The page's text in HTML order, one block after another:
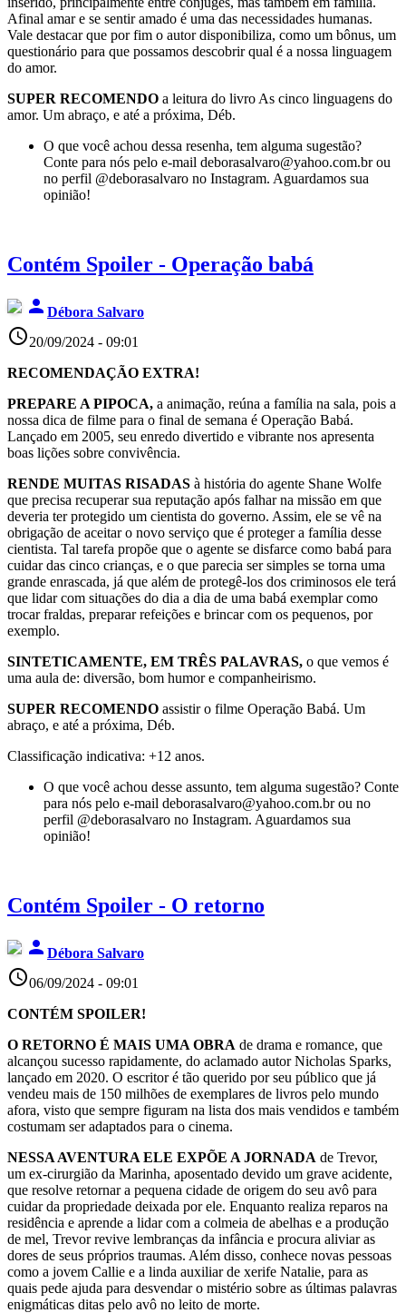
Afinal amar e se sentir amado é uma das necessidades humanas.
Vale destacar que por fim o autor disponibiliza, como um bônus, um
questionário para que possamos descobrir qual é a nossa linguagem
do amor.
SUPER RECOMENDO a leitura do livro As cinco linguagens do
amor. Um abraço, e até a próxima, Déb.
O que você achou dessa resenha, tem alguma sugestão?
Conte para nós pelo e-mail deborasalvaro@yahoo.com.br ou
no perfil @deborasalvaro no Instagram. Aguardamos sua
opinião!
Contém Spoiler - Operação babá
person Débora Salvaro
access_time20/09/2024 - 09:01
RECOMENDAÇÃO EXTRA!
PREPARE A PIPOCA, a animação, reúna a família na sala, pois a
nossa dica de filme para o final de semana é Operação Babá.
Lançado em 2005, seu enredo divertido e vibrante nos apresenta
boas lições sobre convivência.
RENDE MUITAS RISADAS à história do agente Shane Wolfe
que precisa recuperar sua reputação após falhar na missão em que
deveria ter protegido um cientista do governo. Assim, ele se vê na
obrigação de aceitar o novo serviço que é proteger a família desse
cientista. Tal tarefa propõe que o agente se disfarce como babá para
cuidar das cinco crianças, e o que parecia ser simples se torna uma
grande enrascada, já que além de protegê-los dos criminosos ele terá
que lidar com situações do dia a dia de uma babá exemplar como
trocar fraldas, preparar refeições e brincar com os pequenos, por
exemplo.
SINTETICAMENTE, EM TRÊS PALAVRAS, o que vemos é
uma aula de: diversão, bom humor e companheirismo.
SUPER RECOMENDO assistir o filme Operação Babá. Um
abraço, e até a próxima, Déb.
Classificação indicativa: +12 anos.
O que você achou desse assunto, tem alguma sugestão? Conte
para nós pelo e-mail deborasalvaro@yahoo.com.br ou no
perfil @deborasalvaro no Instagram. Aguardamos sua
opinião!
Contém Spoiler - O retorno
person Débora Salvaro
access_time06/09/2024 - 09:01
CONTÉM SPOILER!
O RETORNO É MAIS UMA OBRA de drama e romance, que
alcançou sucesso rapidamente, do aclamado autor Nicholas Sparks,
lançado em 2020. O escritor é tão querido por seu público que já
vendeu mais de 150 milhões de exemplares de livros pelo mundo
afora, visto que sempre figuram na lista dos mais vendidos e também
costumam ser adaptados para o cinema.
NESSA AVENTURA ELE EXPÕE A JORNADA de Trevor,
um ex-cirurgião da Marinha, aposentado devido um grave acidente,
que resolve retornar a pequena cidade de origem do seu avô para
cuidar da propriedade deixada por ele. Enquanto realiza reparos na
residência e aprende a lidar com a colmeia de abelhas e a produção
de mel, Trevor revive lembranças da infância e procura aliviar as
dores de seus próprios traumas. Além disso, conhece novas pessoas
como a jovem Callie e a linda auxiliar de xerife Natalie, para as
quais pede ajuda para desvendar o mistério sobre as últimas palavras
enigmáticas ditas pelo avô no leito de morte.